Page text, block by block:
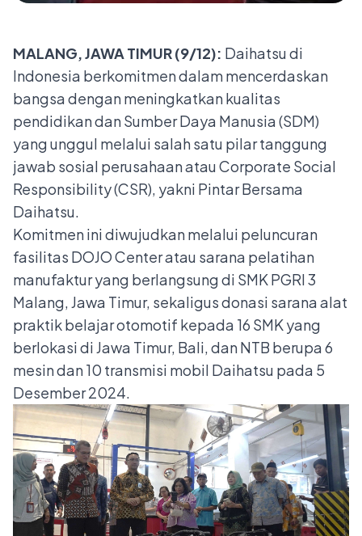
MALANG, JAWA TIMUR (9/12): Daihatsu di
Indonesia berkomitmen dalam mencerdaskan
bangsa dengan meningkatkan kualitas
pendidikan dan Sumber Daya Manusia (SDM)
yang unggul melalui salah satu pilar tanggung
jawab sosial perusahaan atau Corporate Social
Responsibility (CSR), yakni Pintar Bersama
Daihatsu.
Komitmen ini diwujudkan melalui peluncuran
fasilitas DOJO Center atau sarana pelatihan
manufaktur yang berlangsung di SMK PGRI 3
Malang, Jawa Timur, sekaligus donasi sarana alat
praktik belajar otomotif kepada 16 SMK yang
berlokasi di Jawa Timur, Bali, dan NTB berupa 6
mesin dan 10 transmisi mobil Daihatsu pada 5
Desember 2024.